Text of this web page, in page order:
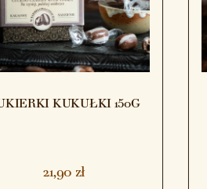
KUKUŁKI 150G
21,90 zł